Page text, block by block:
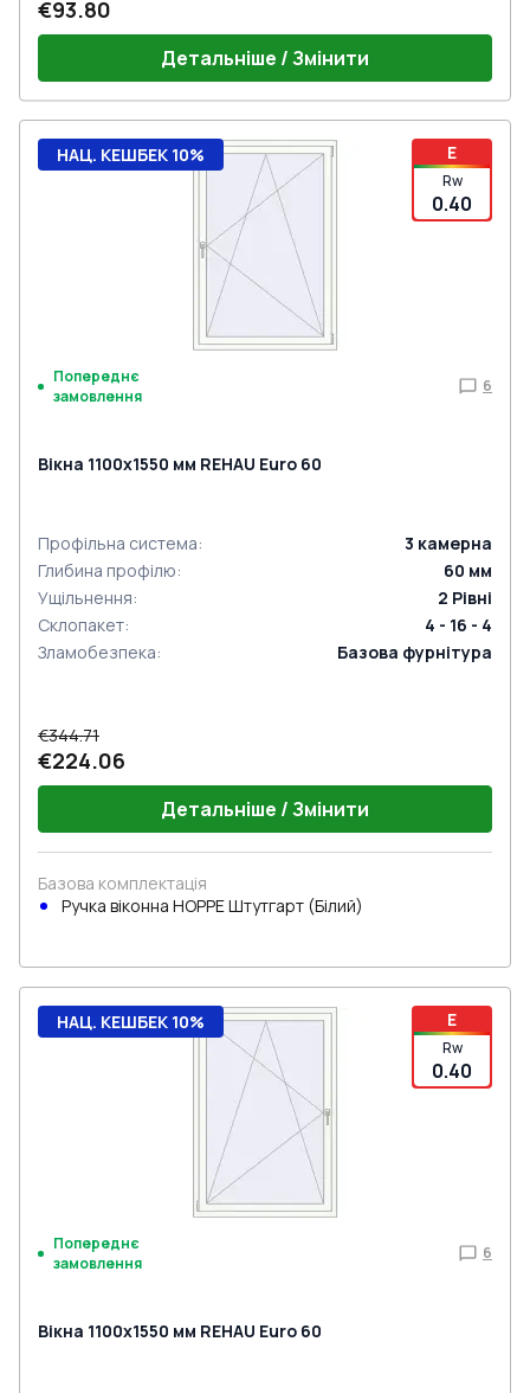
€93.80
Детальніше / Змінити
E
Rw
0.40
НАЦ. КЕШБЕК 10%
Попереднє
замовлення
6
Вікна 1100x1550 мм REHAU Euro 60
Профільна система: 3 камерна
Глибина профілю: 60 мм
Ущільнення: 2 Рівні
Склопакет:
4 - 16 - 4
Зламобезпека: Базова фурнітура
€344.71
€224.06
Детальніше / Змінити
Базова комплектація
Ручка віконна HOPPE Штутгарт (Білий)
E
Rw
0.40
НАЦ. КЕШБЕК 10%
Попереднє
замовлення
6
Вікна 1100x1550 мм REHAU Euro 60